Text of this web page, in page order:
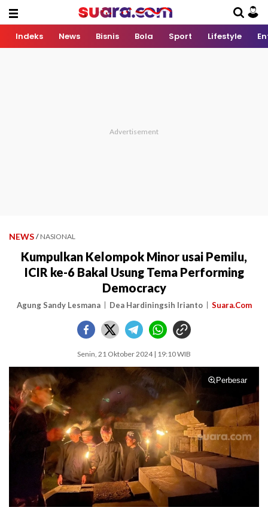
Indeks News Bisnis Bola Sport Lifestyle
NEWS / NASIONAL
Kumpulkan Kelompok Minor usai Pemilu,
ICIR ke-6 Bakal Usung Tema Performing
Democracy
Agung Sandy Lesmana Dea Hardiningsih Irianto Suara.Com
Senin, 21 Oktober 2024 | 19:10 WIB
Perbesar